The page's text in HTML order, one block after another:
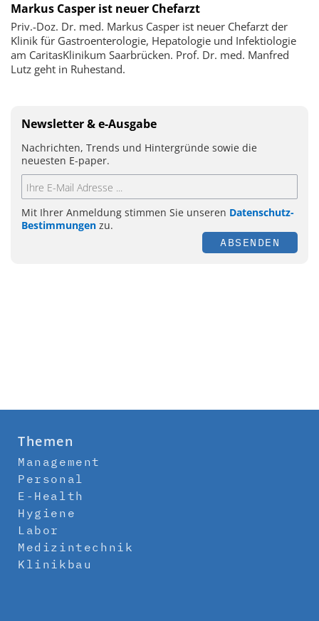
Markus Casper ist neuer Chefarzt
Priv.-Doz. Dr. med. Markus Casper ist neuer Chefarzt der
Klinik für Gastroenterologie, Hepatologie und Infektiologie
am CaritasKlinikum Saarbrücken. Prof. Dr. med. Manfred
Lutz geht in Ruhestand.
Newsletter & e-Ausgabe
Nachrichten, Trends und Hintergründe sowie die
neuesten E-paper.
Mit Ihrer Anmeldung stimmen Sie unseren Datenschutz-
Bestimmungen zu.
ABSENDEN
Themen
Management
Personal
E-Health
Hygiene
Labor
Medizintechnik
Klinikbau